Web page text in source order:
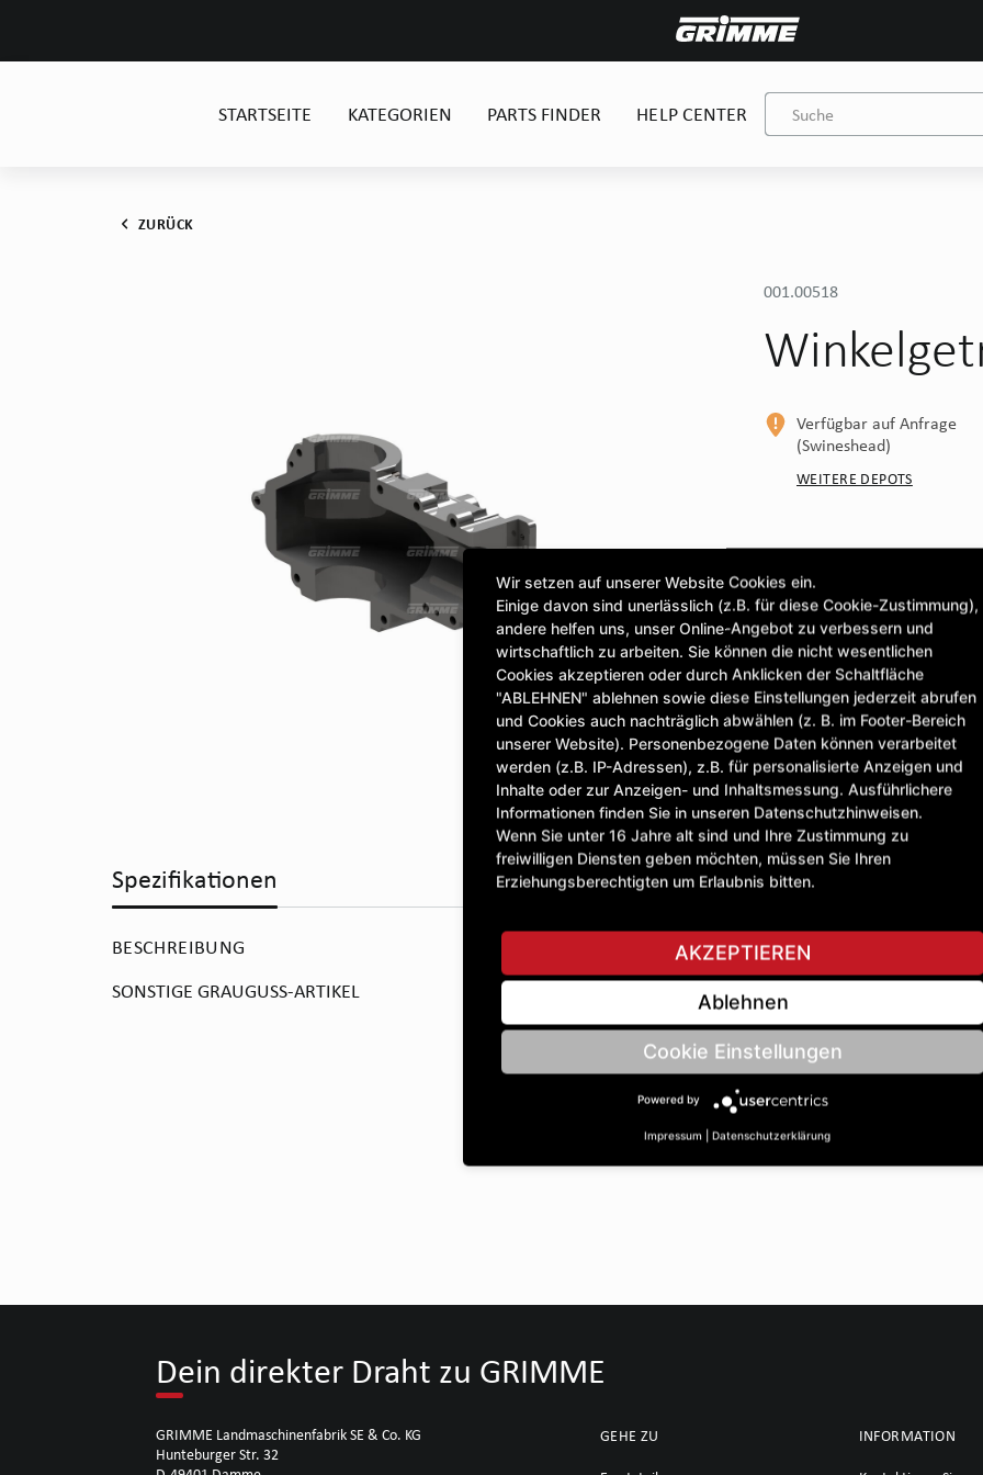
STARTSEITE KATEGORIEN PARTS FINDER HELP CENTER
ZURÜCK
001.00518
Verfügbar auf Anfrage
(Swineshead)
WEITERE DEPOTS
CLICK & COLLECT
Bestellungen bei
STELLE EINE FRAGE
Spezifikationen
BESCHREIBUNG
SONSTIGE GRAUGUSS-ARTIKEL
Dein direkter Draht zu GRIMME
GRIMME Landmaschinenfabrik SE & Co. KG
Hunteburger Str. 32
GEHE ZU INFORMATION
Wir setzen auf unserer Website Cookies ein.
Einige davon sind unerlässlich (z.B. für diese Cookie-Zustimmung),
andere helfen uns, unser Online-Angebot zu verbessern und
wirtschaftlich zu arbeiten. Sie können die nicht wesentlichen
Cookies akzeptieren oder durch Anklicken der Schaltfläche
"ABLEHNEN" ablehnen sowie diese Einstellungen jederzeit abrufen
und Cookies auch nachträglich abwählen (z. B. im Footer-Bereich
unserer Website). Personenbezogene Daten können verarbeitet
werden (z.B. IP-Adressen), z.B. für personalisierte Anzeigen und
Inhalte oder zur Anzeigen- und Inhaltsmessung. Ausführlichere
Informationen finden Sie in unseren Datenschutzhinweisen.
Wenn Sie unter 16 Jahre alt sind und Ihre Zustimmung zu
freiwilligen Diensten geben möchten, müssen Sie Ihren
Erziehungsberechtigten um Erlaubnis bitten.
AKZEPTIEREN
Ablehnen
Cookie Einstellungen
Powered by
Impressum | Datenschutzerklärung